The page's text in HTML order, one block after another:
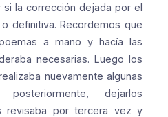
la corrección dejada por el
definitiva. Recordemos que
a mano y hacía las
necesarias. Luego los
nuevamente algunas
posteriormente, dejarlos
revisaba por tercera vez y